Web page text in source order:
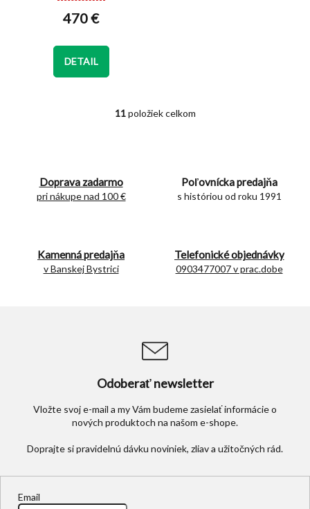
hodnotenie
produktu
z
5
470 €
DETAIL
O
i
s
11položiek celkom
Doprava zadarmo
pri nákupe nad 100 €
Poľovnícka predajňa
s históriou od roku 1991
Kamenná predajňa
v Banskej Bystrici
Telefonické objednávky
0903477007 v prac.dobe
Odoberať newsletter
Vložte svoj e-mail a my Vám budeme zasielať informácie o
nových produktoch na našom e-shope.
Email